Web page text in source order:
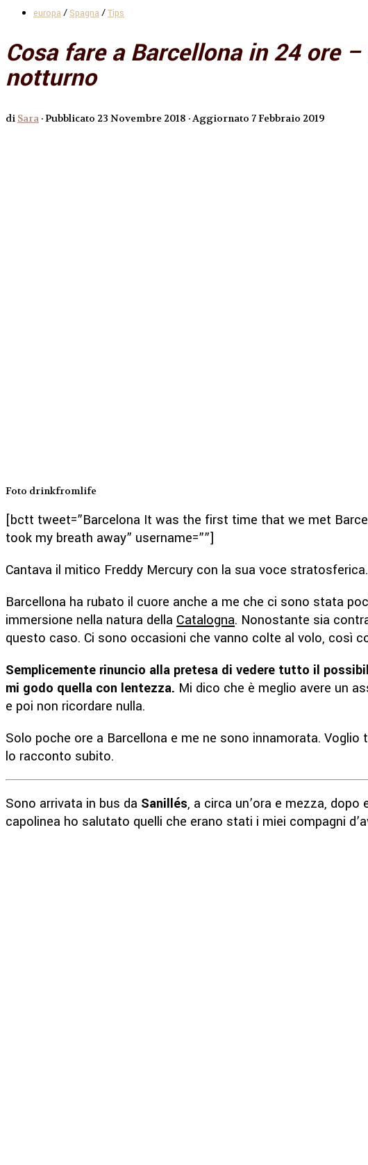
europa / Spagna /Tips
Cosa fare a Barcellona in 24 ore
notturno
di Sara · Pubblicato 23 Novembre 2018 · Aggiornato 7 Febbraio 2019
Foto drinkfromlife
[bctt tweet=”Barcelona It was the first time that we met
took my breath away” username=””]
Cantava il mitico Freddy Mercury con la sua voce stratosferica.
Barcellona ha rubato il cuore anche a me che ci sono stata
immersione nella natura della Catalogna. Nonostante sia
questo caso. Ci sono occasioni che vanno colte al volo, così
Semplicemente rinuncio alla pretesa di vedere tutto il
mi godo quella con lentezza. Mi dico che è meglio avere un
e poi non ricordare nulla.
Solo poche ore a Barcellona e me ne sono innamorata.
lo racconto subito.
Sono arrivata in bus da Sanillés, a circa un’ora e mezza, dopo
capolinea ho salutato quelli che erano stati i miei compagni